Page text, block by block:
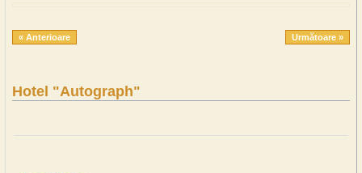
« Anterioare Următoare »
Hotel "Autograph"